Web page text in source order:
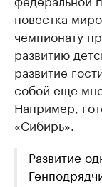
повестка
чемпионату
развитию
развитие
собой еще
Например,
«Сибирь».
Развитие